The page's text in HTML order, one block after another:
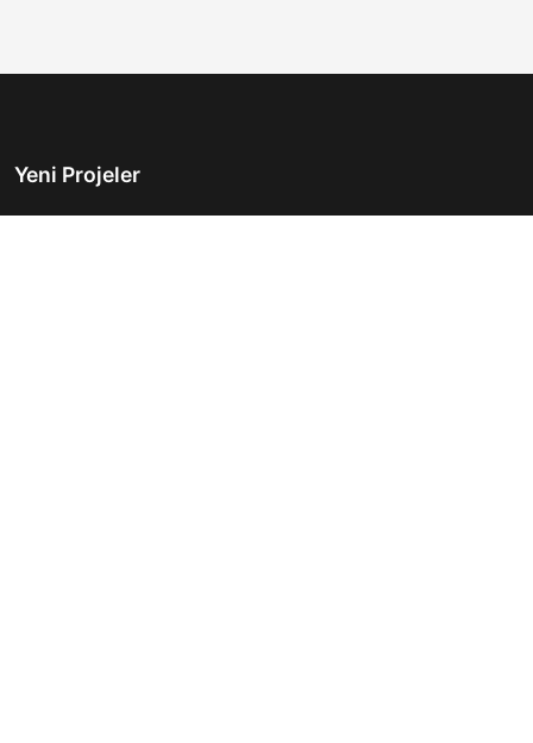
Yeni Projeler